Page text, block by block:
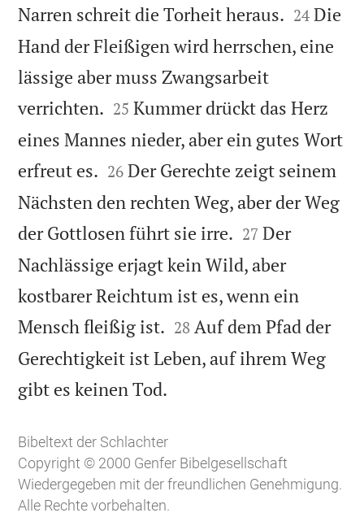
Narren schreit die Torheit heraus. 

24 Die
Hand der Fleißigen wird herrschen, eine
lässige aber muss Zwangsarbeit
verrichten. 

25 Kummer drückt das Herz
eines Mannes nieder, aber ein gutes Wort
erfreut es. 

26 Der Gerechte zeigt seinem
Nächsten den rechten Weg, aber der Weg
der Gottlosen führt sie irre. 

27 Der
Nachlässige erjagt kein Wild, aber
kostbarer Reichtum ist es, wenn ein
Mensch fleißig ist. 

28 Auf dem Pfad der
Gerechtigkeit ist Leben, auf ihrem Weg
gibt es keinen Tod.
Bibeltext der Schlachter
Copyright © 2000 Genfer Bibelgesellschaft
Wiedergegeben mit der freundlichen Genehmigung.
Alle Rechte vorbehalten.